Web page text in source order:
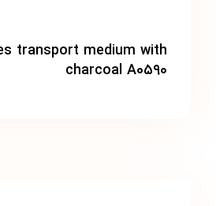
transport medium with
charcoal A۰۵۹۰